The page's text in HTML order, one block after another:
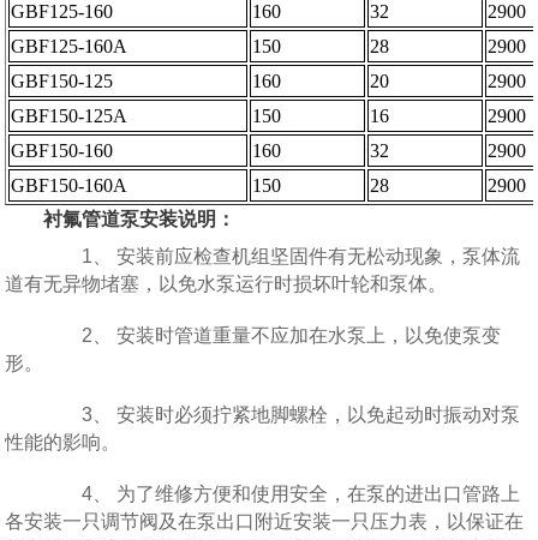
GBF125-160
160 32
2900
GBF125-160A
150 28
2900
GBF150-125
160 20
2900
GBF150-125A
150 16
2900
GBF150-160
160 32
2900
GBF150-160A
150 28
2900
衬氟管道泵安装说明：
1、 安装前应检查机组坚固件有无松动现象，泵体流
道有无异物堵塞，以免水泵运行时损坏叶轮和泵体。
2、 安装时管道重量不应加在水泵上，以免使泵变
形。
3、 安装时必须拧紧地脚螺栓，以免起动时振动对泵
性能的影响。
4、 为了维修方便和使用安全，在泵的进出口管路上
各安装一只调节阀及在泵出口附近安装一只压力表，以保证在